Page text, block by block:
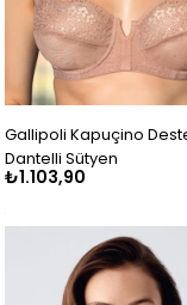
Gallipoli Kapuçino
Dantelli Sütyen
₺1.103,90